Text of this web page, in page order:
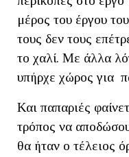
μέρος του έργου
τους δεν τους
το χαλί. Με άλλα
υπήρχε χώρος για
Και παπαριές
τρόπος να
θα ήταν ο τέλειος